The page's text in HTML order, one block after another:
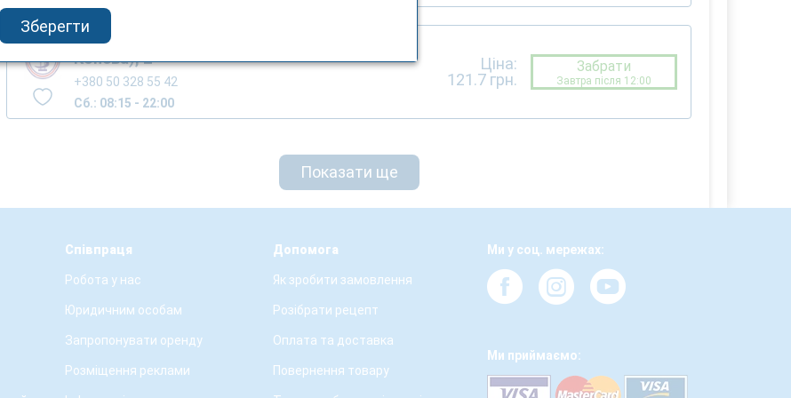
м.Тернопіль, вул. Вербицького М. (вул.
Конєва), 2
+380 50 328 55 42
Сб.: 08:15 - 22:00
Ціна:
121.7 грн.
Забрати
Завтра після 12:00
Показати ще
Співпраця
Робота у нас
Юридичним особам
Запропонувати оренду
Розміщення реклами
Допомога
Як зробити замовлення
Розібрати рецепт
Оплата та доставка
Повернення товару
Ми у соц. мережах:
Ми приймаємо:
Зберегти